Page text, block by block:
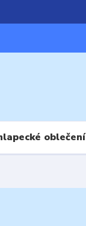
oblečení